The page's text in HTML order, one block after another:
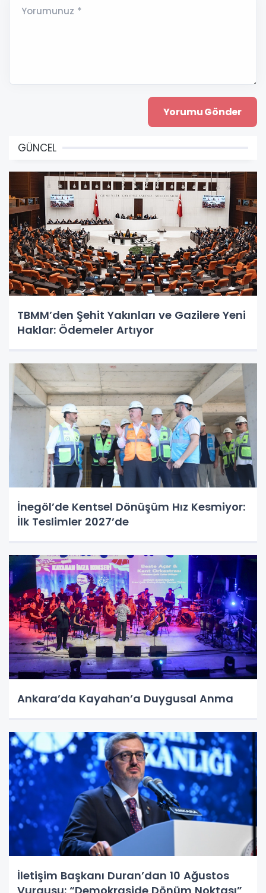
Yorumunuz *
GÜNCEL
TBMM’den Şehit Yakınları ve Gazilere Yeni
Haklar: Ödemeler Artıyor
İnegöl’de Kentsel Dönüşüm Hız Kesmiyor:
İlk Teslimler 2027’de
Ankara’da Kayahan’a Duygusal Anma
İletişim Başkanı Duran’dan 10 Ağustos